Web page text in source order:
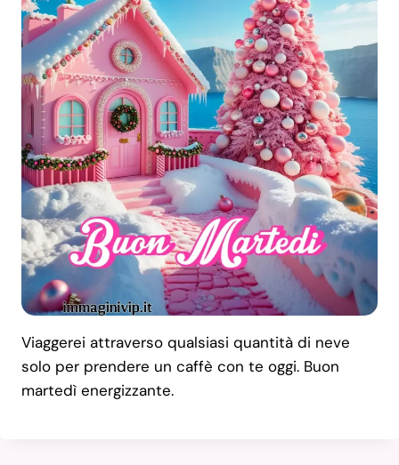
Viaggerei attraverso qualsiasi quantità di neve
solo per prendere un caffè con te oggi. Buon
martedì energizzante.